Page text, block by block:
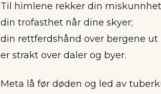
Til himlene rekker din
din trofasthet når dine skyer;
din rettferdshånd over bergene ut
er strakt over daler og byer.
Meta lå før døden og led av